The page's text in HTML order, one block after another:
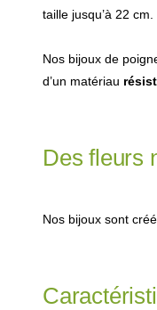
taille jusqu’à 22 cm.
Nos bijoux de
d’un matériau
Des fleurs
Nos bijoux sont